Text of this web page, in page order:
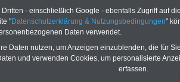
Neu aufgelegt: Oktober 2025 PDF-
Euro bei
Monaten
Dienst
- einschließlich Google - ebenfalls Zugriff auf
"Datenschutzerklärung & Nutzungsbedingungen"
Daten verwendet.
Daten nutzen, um Anzeigen einzublenden, die für
und verwenden Cookies, um personalisierte
erfassen.